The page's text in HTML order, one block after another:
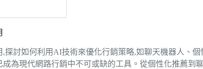
探討如何利用AI技術來優化行銷策略,如聊天機器人、
為現代網路行銷中不可或缺的工具。從個性化推薦到